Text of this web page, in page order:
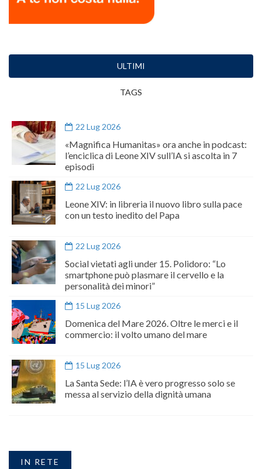
ULTIMI
TAGS
22 Lug 2026
«Magnifica Humanitas» ora anche in podcast:
l’enciclica di Leone XIV sull’IA si ascolta in 7
episodi
22 Lug 2026
Leone XIV: in libreria il nuovo libro sulla pace
con un testo inedito del Papa
22 Lug 2026
Social vietati agli under 15. Polidoro: “Lo
smartphone può plasmare il cervello e la
personalità dei minori”
15 Lug 2026
Domenica del Mare 2026. Oltre le merci e il
commercio: il volto umano del mare
15 Lug 2026
La Santa Sede: l’IA è vero progresso solo se
messa al servizio della dignità umana
IN RETE